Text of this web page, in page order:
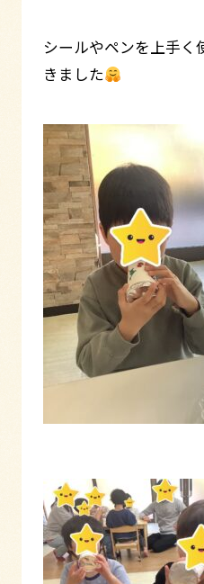
シールやペンを上手く
きました